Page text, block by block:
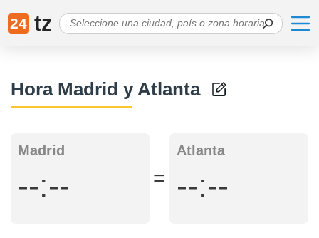
24 tz
Hora Madrid y Atlanta
Madrid
--:-- =
Atlanta
--:--